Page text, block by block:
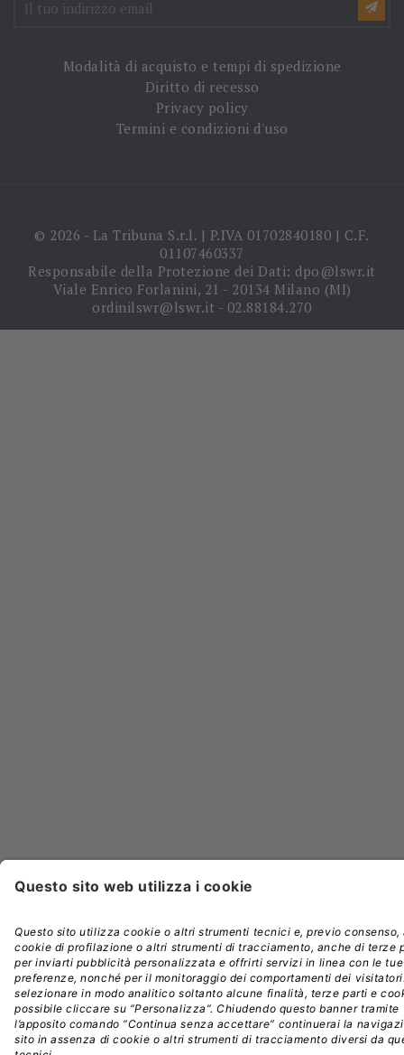
Modalità di acquisto e tempi di spedizione
Diritto di recesso
Privacy policy
Termini e condizioni d'uso
© 2026 - La Tribuna S.r.l. | P.IVA 01702840180 | C.F.
01107460337
Responsabile della Protezione dei Dati: dpo@lswr.it
Viale Enrico Forlanini, 21 - 20134 Milano (MI)
ordinilswr@lswr.it - 02.88184.270